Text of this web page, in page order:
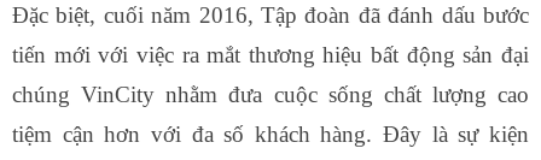
Đặc biệt, cuối năm 2016, Tập đoàn đã đánh dấu bước
tiến mới với việc ra mắt thương hiệu bất động sản đại
chúng VinCity nhằm đưa cuộc sống chất lượng cao
tiệm cận hơn với đa số khách hàng. Đây là sự kiện